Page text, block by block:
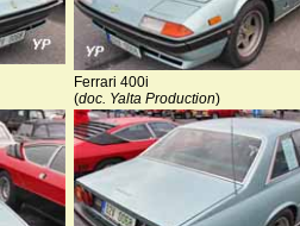
Ferrari 400i
(doc. Yalta Production)